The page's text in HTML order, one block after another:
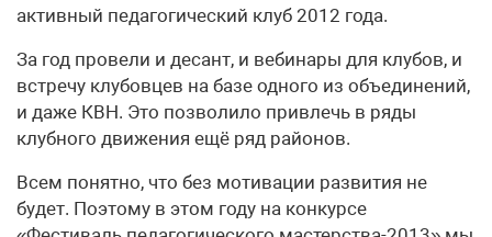
активный педагогический клуб 2012 года.
За год провели и десант, и вебинары для клубов, и
встречу клубовцев на базе одного из объединений,
и даже КВН. Это позволило привлечь в ряды
клубного движения ещё ряд районов.
Всем понятно, что без мотивации развития не
будет. Поэтому в этом году на конкурсе